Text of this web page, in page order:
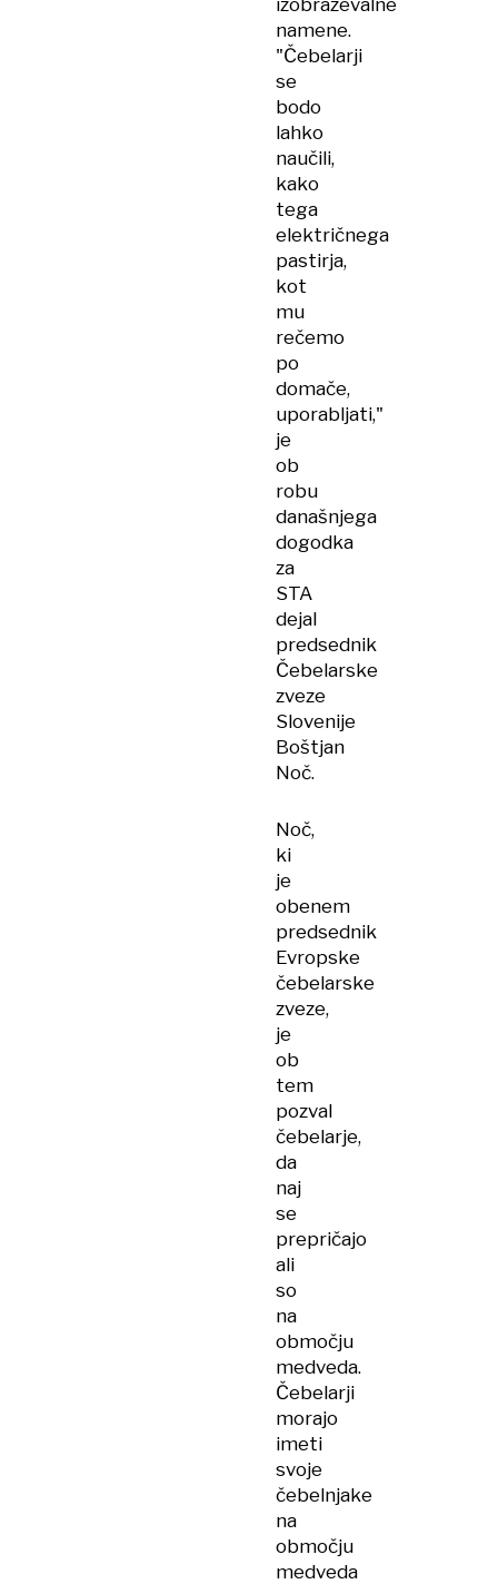
izobraževalne
namene.
"Čebelarji
se
bodo
lahko
naučili,
kako
tega
električnega
pastirja,
kot
mu
rečemo
po
domače,
uporabljati,"
je
ob
robu
današnjega
dogodka
za
STA
dejal
predsednik
Čebelarske
zveze
Slovenije
Boštjan
Noč.
Noč,
ki
je
obenem
predsednik
Evropske
čebelarske
zveze,
je
ob
tem
pozval
čebelarje,
da
naj
se
prepričajo
ali
so
na
območju
medveda.
Čebelarji
morajo
imeti
svoje
čebelnjake
na
območju
medveda